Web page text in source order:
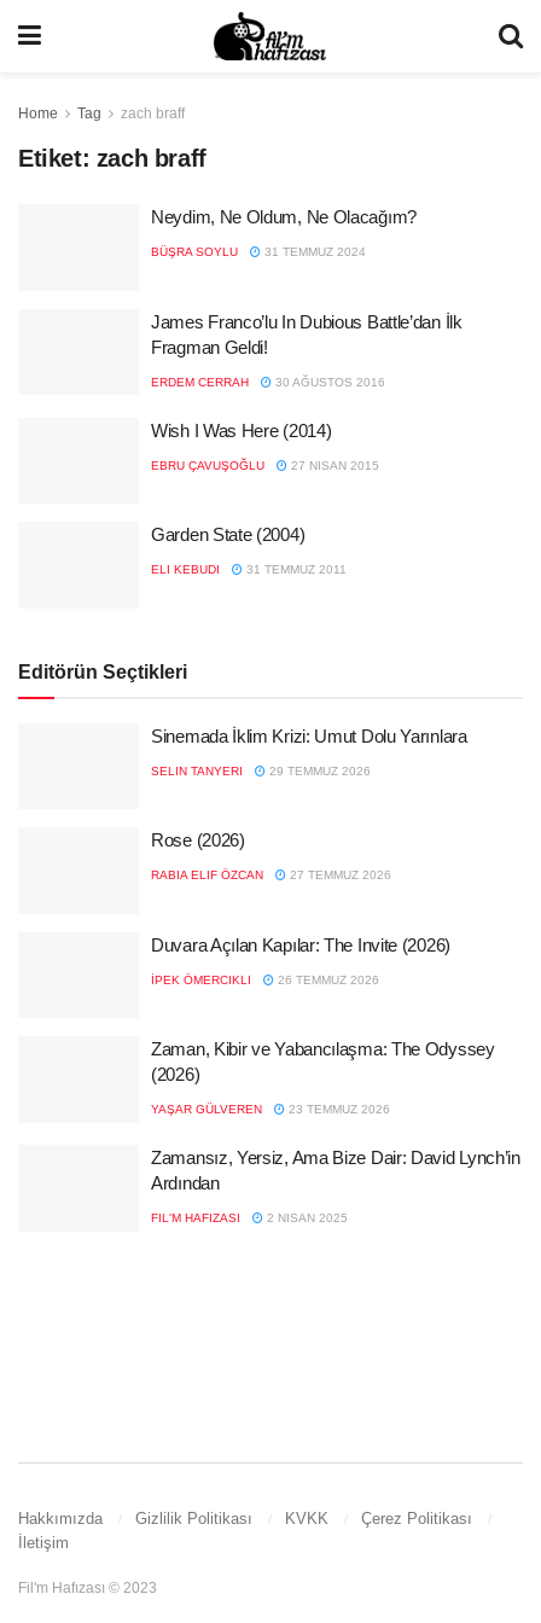
Home Tag zach braff
Etiket: zach braff
Neydim, Ne Oldum, Ne Olacağım?
BÜŞRA SOYLU 31 TEMMUZ 2024
James Franco’lu In Dubious Battle’dan İlk
Fragman Geldi!
ERDEM CERRAH 30 AĞUSTOS 2016
Wish I Was Here (2014)
EBRU ÇAVUŞOĞLU 27 NISAN 2015
Garden State (2004)
ELI KEBUDI 31 TEMMUZ 2011
Editörün Seçtikleri
Sinemada İklim Krizi: Umut Dolu Yarınlara
SELIN TANYERI 29 TEMMUZ 2026
Rose (2026)
RABIA ELIF ÖZCAN 27 TEMMUZ 2026
Duvara Açılan Kapılar: The Invite (2026)
İPEK ÖMERCIKLI 26 TEMMUZ 2026
Zaman, Kibir ve Yabancılaşma: The Odyssey
(2026)
YAŞAR GÜLVEREN 23 TEMMUZ 2026
Zamansız, Yersiz, Ama Bize Dair: David Lynch’in
Ardından
FIL'M HAFIZASI 2 NISAN 2025
Hakkımızda Gizlilik Politikası KVKK
Çerez Politikası
İletişim
Fil'm Hafızası © 2023